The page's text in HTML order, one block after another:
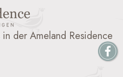
der Ameland Residence